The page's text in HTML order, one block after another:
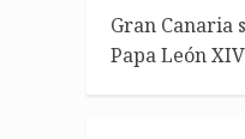
Gran Canaria
Papa León